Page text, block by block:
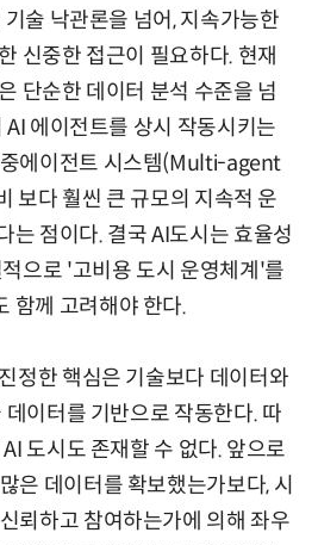
술 낙관론을 넘어, 지속가능한
신중한 접근이 필요하다. 현재
단순한 데이터 분석 수준을 넘
AI 에이전트를 상시 작동시키는
에이전트 시스템(Multi-agent
보다 훨씬 큰 규모의 지속적 운
는 점이다. 결국 AI도시는 효율성
으로 '고비용 도시 운영체계'를
함께 고려해야 한다.
정한 핵심은 기술보다 데이터와
이터를 기반으로 작동한다. 따
도시도 존재할 수 없다. 앞으로
은 데이터를 확보했는가보다, 시
뢰하고 참여하는가에 의해 좌우